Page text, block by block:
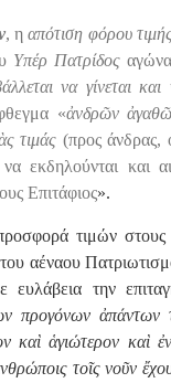
, ηαπότιση φόρου
Υπέρ Πατρίδος
να γίνεται και
«ἀνδρῶν
τιμάς (προς άνδρας,
να εκδηλούνται και
Επιτάφιος».
τιμών
του αέναου
ευλάβεια την
προγόνων ἀπάντων
καὶ ἁγιώτερον καὶ
τοῖς νοῦν